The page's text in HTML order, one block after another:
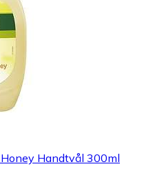
Handtvål 300ml